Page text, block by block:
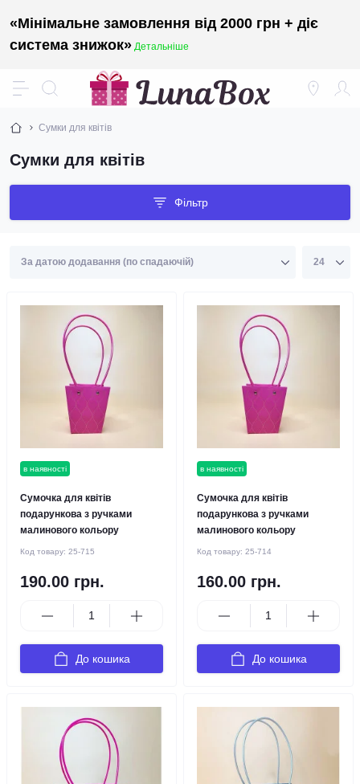
«Мінімальне замовлення від 2000 грн + діє
система знижок» Детальніше
Сумки для квітів
Сумки для квітів
Фільтр
в наявності
Сумочка для квітів
подарункова з ручками
малинового кольору
Код товару: 25-715
190.00 грн.
До кошика
в наявності
Сумочка для квітів
подарункова з ручками
малинового кольору
Код товару: 25-714
160.00 грн.
До кошика